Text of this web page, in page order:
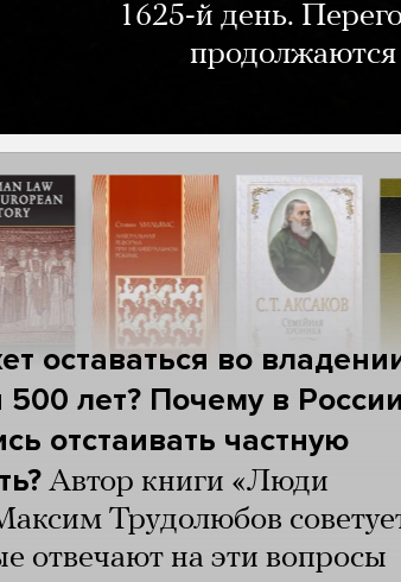
1625-й день.
оставаться во
лет? Почему в
отстаивать частную
Автор книги «Люди
Трудолюбов
отвечают на эти вопросы